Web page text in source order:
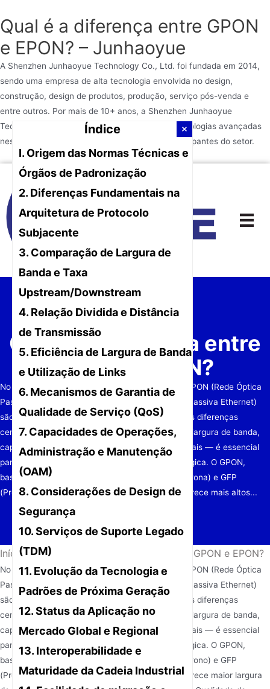
Qual é a diferença entre GPON
e EPON? – Junhaoyue
A Shenzhen Junhaoyue Technology Co., Ltd. foi fundada em 2014,
sendo uma empresa de alta tecnologia envolvida no design,
construção, design de produtos, produção, serviço pós-venda e
entre outros. Por mais de 10+ anos, a Shenzhen Junhaoyue
Technology Co., Ltd. desenvolveu múltiplas tecnologias avançadas
nessa área e tornou-se uma das principais participantes do setor.
conteúdo
Qual é a diferença entre
GPON e EPON?
No campo das tecnologias de acesso por fibra, GPON (Rede Óptica
Passiva capaz de Gigabit) e EPON (Rede Óptica Passiva Ethernet)
são os dois padrões principais. Compreender suas diferenças
centrais — protocolos subjacentes, eficiência de largura de banda,
capacidades de gerenciamento e custos comerciais — é essencial
para o planejamento da rede e a seleção tecnológica. O GPON,
baseado em ATM (Modo de Transferência Assíncrona) e GFP
(Procedimento Genérico de Enquadramento), oferece mais altos...
Início / Notícias Qual é a diferença entre GPON e EPON?
Índice
I. Origem das Normas Técnicas e
Órgãos de Padronização
2. Diferenças Fundamentais na
Arquitetura de Protocolo
Subjacente
3. Comparação de Largura de
Banda e Taxa
Upstream/Downstream
4. Relação Dividida e Distância
de Transmissão
5. Eficiência de Largura de Banda
e Utilização de Links
6. Mecanismos de Garantia de
Qualidade de Serviço (QoS)
7. Capacidades de Operações,
Administração e Manutenção
(OAM)
8. Considerações de Design de
Segurança
10. Serviços de Suporte Legado
(TDM)
11. Evolução da Tecnologia e
Padrões de Próxima Geração
12. Status da Aplicação no
Mercado Global e Regional
13. Interoperabilidade e
Maturidade da Cadeia Industrial
No campo das tecnologias de acesso por fibra, GPON (Rede Óptica
Passiva capaz de Gigabit) e EPON (Rede Óptica Passiva Ethernet)
são os dois padrões principais. Compreender suas diferenças
centrais — protocolos subjacentes, eficiência de largura de banda,
capacidades de gerenciamento e custos comerciais — é essencial
para o planejamento da rede e a seleção tecnológica. O GPON,
baseado em ATM (Modo de Transferência Assíncrono) e GFP
(Procedimento Genérico de Enquadramento), oferece maior largura